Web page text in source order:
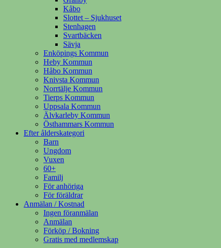
Kåbo
Slottet – Sjukhuset
Stenhagen
Svartbäcken
Sävja
Enköpings Kommun
Heby Kommun
Håbo Kommun
Knivsta Kommun
Norrtälje Kommun
Tierps Kommun
Uppsala Kommun
Älvkarleby Kommun
Östhammars Kommun
Efter ålderskategori
Barn
Ungdom
Vuxen
60+
Familj
För anhöriga
För föräldrar
Anmälan / Kostnad
Ingen föranmälan
Anmälan
Förköp / Bokning
Gratis med medlemskap